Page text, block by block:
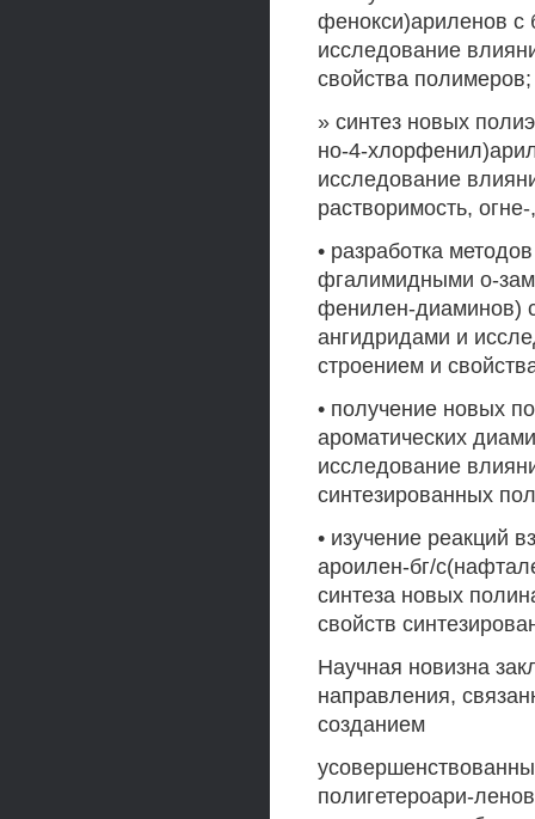
фенокси)ариленов
исследование
свойства полимеров;
» синтез новых
но-4-
исследование
растворимость,
• разработка
фгалимидными о-
фенилен-диаминов)
ангидридами и
строением и
• получение новых
ароматических
исследование
синтезированных
• изучение реакций
ароилен-бг/
синтеза новых
свойств
Научная новизна
направления,
созданием
полигетероари-